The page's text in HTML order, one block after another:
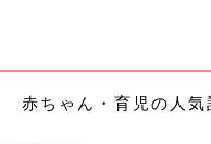
赤ちゃん・育児の人